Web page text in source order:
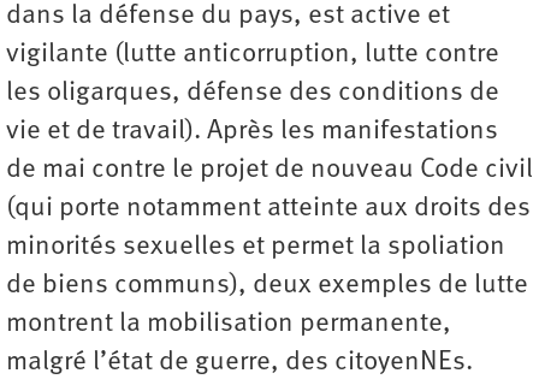
dans la défense du pays, est active et
vigilante (lutte anticorruption, lutte contre
les oligarques, défense des conditions de
vie et de travail). Après les manifestations
de mai contre le projet de nouveau Code civil
(qui porte notamment atteinte aux droits des
minorités sexuelles et permet la spoliation
de biens communs), deux exemples de lutte
montrent la mobilisation permanente,
malgré l’état de guerre, des citoyenNEs.